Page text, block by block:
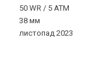
50 WR / 5 ATM
38 мм
листопад 2023